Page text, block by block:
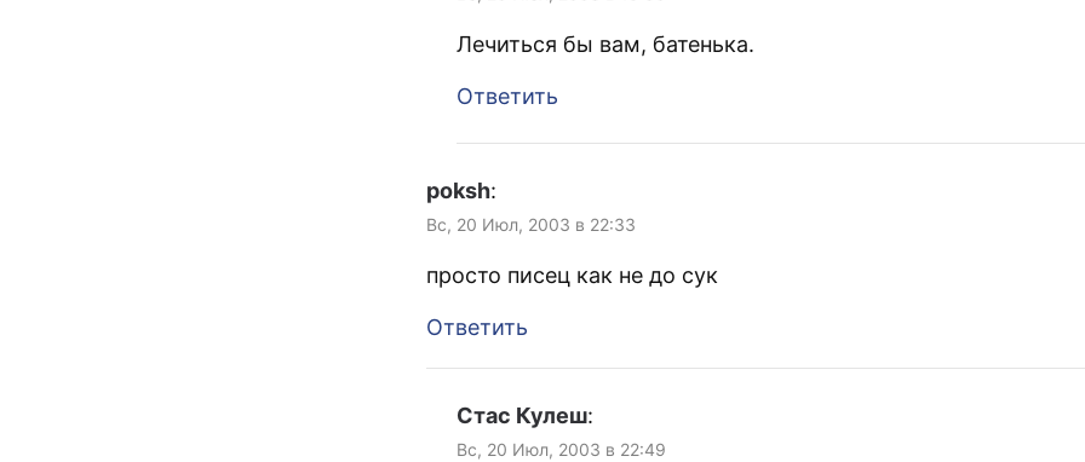
Лечиться бы вам, батенька.
Ответить
poksh:
Вс, 20 Июл, 2003 в 22:33
просто писец как не до сук
Ответить
Стас Кулеш:
Вс, 20 Июл, 2003 в 22:49